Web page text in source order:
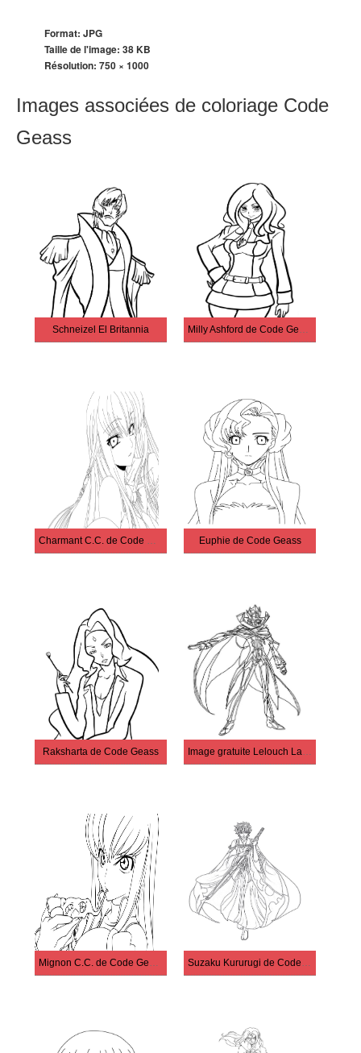
Format: JPG
Taille de l'image: 38 KB
Résolution: 750 × 1000
Images associées de coloriage Code
Geass
Schneizel El Britannia Milly Ashford de Code Geass
Charmant C.C. de Code Geass Euphie de Code Geass
Raksharta de Code Geass Image gratuite Lelouch Lamperouge
Mignon C.C. de Code Geass Suzaku Kururugi de Code Geass